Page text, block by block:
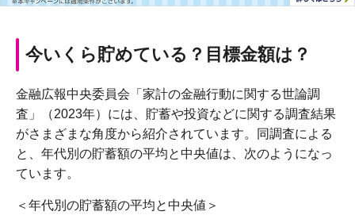
今いくら貯めている？目標金額は？
金融広報中央委員会「家計の金融行動に関する世論調
査」（2023年）には、貯蓄や投資などに関する調査結果
がさまざまな角度から紹介されています。同調査による
と、年代別の貯蓄額の平均と中央値は、次のようになっ
ています。
＜年代別の貯蓄額の平均と中央値＞